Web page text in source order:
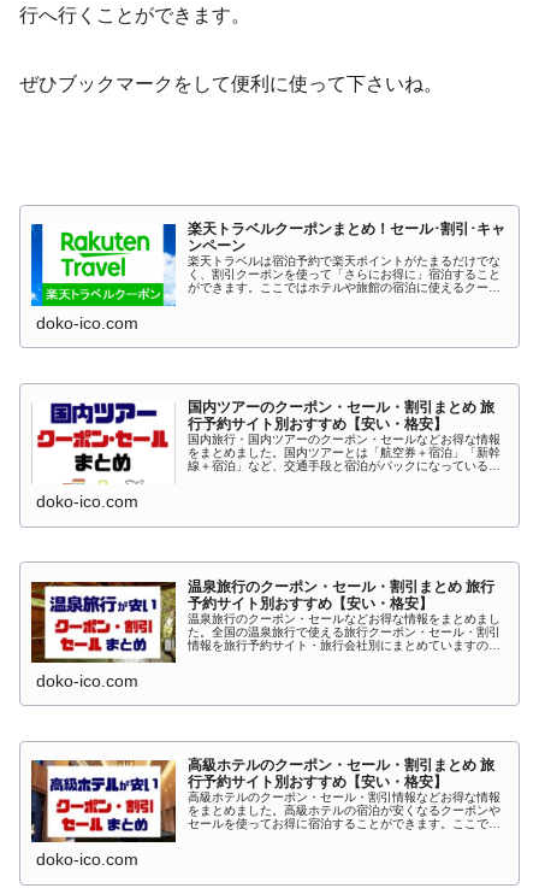
行へ行くことができます。
ぜひブックマークをして便利に使って下さいね。
楽天トラベルクーポンまとめ！セール･割引･キャ
ンペーン
楽天トラベルは宿泊予約で楽天ポイントがたまるだけでな
く、割引クーポンを使って「さらにお得に」宿泊すること
ができます。ここではホテルや旅館の宿泊に使えるクーポ
doko-ico.com
国内ツアーのクーポン・セール・割引まとめ 旅
行予約サイト別おすすめ【安い・格安】
国内旅行・国内ツアーのクーポン・セールなどお得な情報
をまとめました。国内ツアーとは「航空券＋宿泊」「新幹
線＋宿泊」など、交通手段と宿泊がパックになっているプ
doko-ico.com
温泉旅行のクーポン・セール・割引まとめ 旅行
予約サイト別おすすめ【安い・格安】
温泉旅行のクーポン・セールなどお得な情報をまとめまし
た。全国の温泉旅行で使える旅行クーポン・セール・割引
情報を旅行予約サイト・旅行会社別にまとめていますの
doko-ico.com
高級ホテルのクーポン・セール・割引まとめ 旅
行予約サイト別おすすめ【安い・格安】
高級ホテルのクーポン・セール・割引情報などお得な情報
をまとめました。高級ホテルの宿泊が安くなるクーポンや
セールを使ってお得に宿泊することができます。ここで
doko-ico.com